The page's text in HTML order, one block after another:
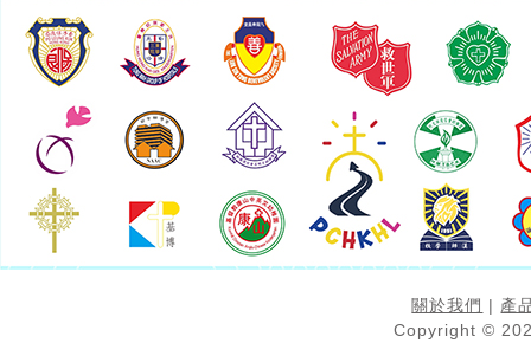
關於我們 | 產
Copyright ©